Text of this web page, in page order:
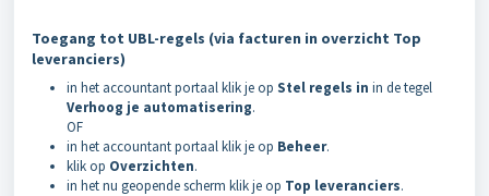
Toegang tot UBL-regels (via facturen in overzicht Top
leveranciers)
in het accountant portaal klik je op Stel regels in in de tegel
Verhoog je automatisering.
OF
in het accountant portaal klik je op Beheer.
klik op Overzichten.
in het nu geopende scherm klik je op Top leveranciers.